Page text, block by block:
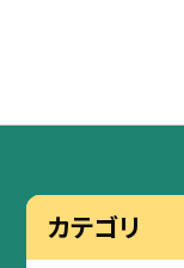
カテゴリ